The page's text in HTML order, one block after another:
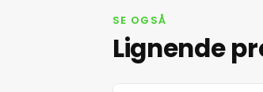
SE OGSÅ
Lignende